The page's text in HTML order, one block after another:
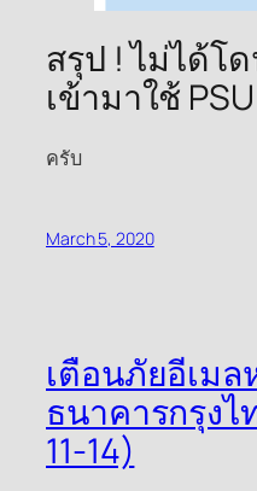
สรุป ! ไม่ได้โ
เข้ามาใช้
ครับ
March 5, 2020
เตือนภัยอีเมล
ธนาคารกรุงไ
11-14)